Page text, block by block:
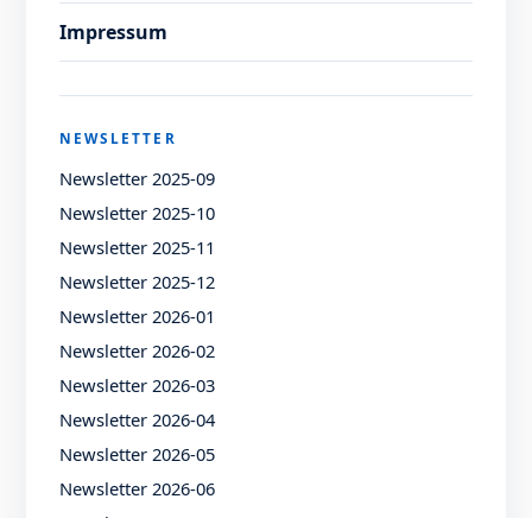
Impressum
NEWSLETTER
Newsletter 2025-09
Newsletter 2025-10
Newsletter 2025-11
Newsletter 2025-12
Newsletter 2026-01
Newsletter 2026-02
Newsletter 2026-03
Newsletter 2026-04
Newsletter 2026-05
Newsletter 2026-06